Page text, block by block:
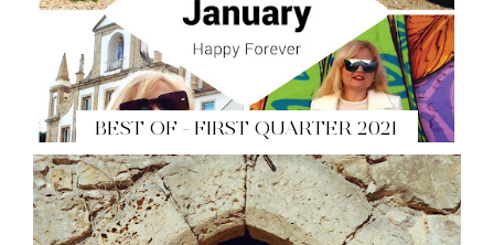
BEST OF - FIRST QUARTER 2021